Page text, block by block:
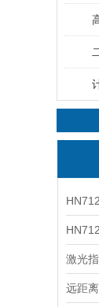
激光
远距